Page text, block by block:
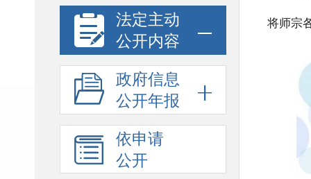
法定主动
公开内容
政府信息
公开年报
依申请
公开
将师宗